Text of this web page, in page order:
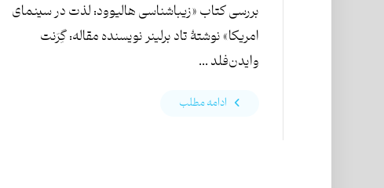
بررسی کتاب «زیباشناسی هالیوود: لذت در سینمای
امریکا» نوشتۀ تاد برلینر نویسنده مقاله: گِرَنت
وایدن‌فلد ...
ادامه مطلب